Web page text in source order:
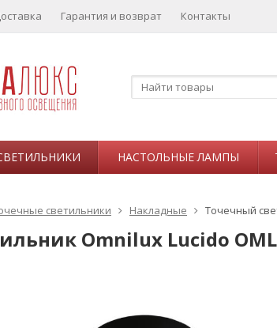
Гарантия и возврат Контакты
НАСТОЛЬНЫЕ ЛАМПЫ
светильники Накладные Точечный
Omnilux Lucido